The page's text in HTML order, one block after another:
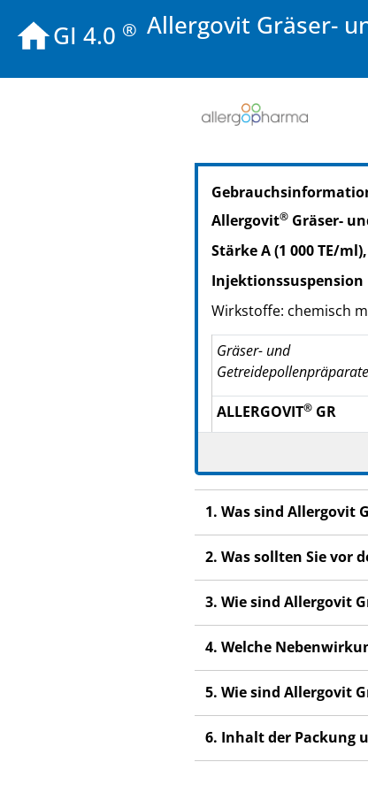
GI 4.0 ® Allergovit Gräser-
PZN: 15741512
PPN: 111574151211
PZN: 15741529
PPN: 111574152901
PZN: 15741535
PPN: 111574153564
PZN: 15741541
PPN: 111574154130
Allergovit® Gräser-
Stärke A (1 000 TE/
Injektionssuspension
Wirkstoffe: chemisch
Gräser- und
Getreidepollenpräparate
ALLERGOVIT® GR
158 Rog­gen 40 %
ALLERGOVIT®G
006 Gräser 100 %
140 Knäuelgras,
157 Raygras, engl.
177 Wiesenlieschgras
178 Wiesenrispengras
179 Wiesenschwingel
ALLERGOVIT®GG
1. Was sind Allergovit
2. Was sollten Sie vor
3. Wie sind Allergovit
4. Welche
5. Wie sind Allergovit
6. Inhalt der Packung